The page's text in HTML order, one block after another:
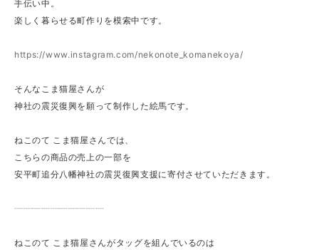
手伝い中。
楽しく暮らせる町作りを模索中です。
https://www.instagram.com/nekonote_komanekoya/
そんなこま猫屋さんが
神社の震災復興を願って制作した絵馬です。
ねこのて こま猫屋さんでは、
こちらの商品の売上の一部を
安平町追分八幡神社の震災復興支援に寄付させていただきます。
┈┈┈┈┈┈┈┈┈┈
ねこのて こま猫屋さんがタッグを組んでいるのは